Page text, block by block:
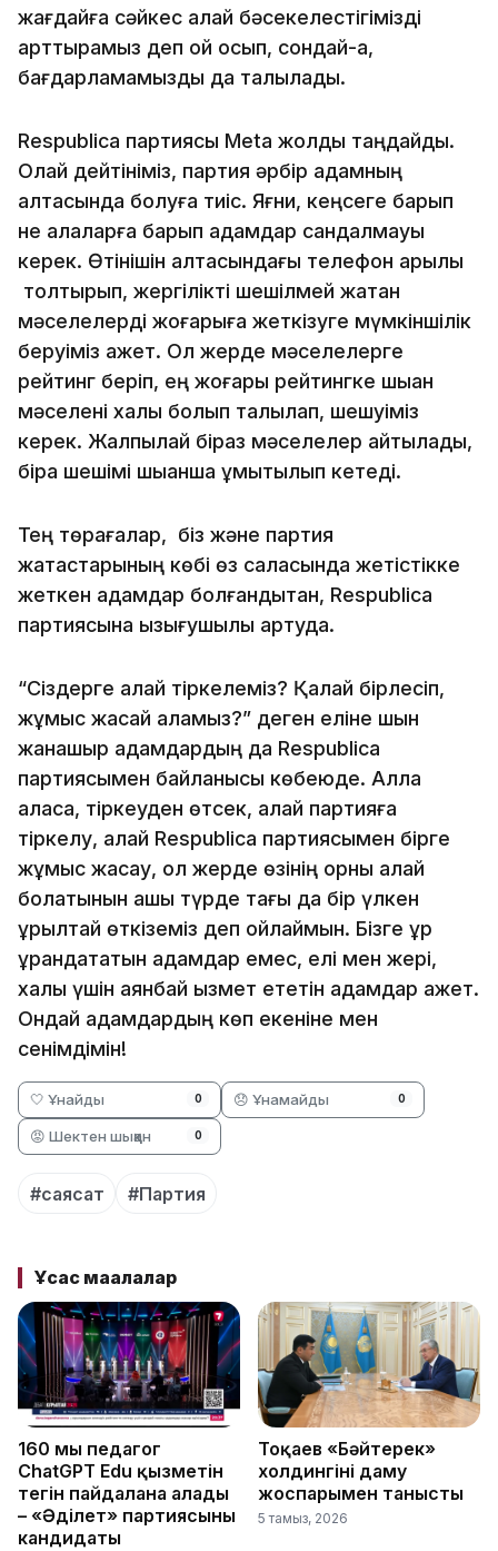
жағдайға сәйкес қалай бәсекелестігімізді
арттырамыз деп ой қосып, сондай-ақ,
бағдарламамызды да талқыладық.
Respublica партиясы Meta жолды таңдайды.
Олай дейтініміз, партия әрбір адамның
қалтасында болуға тиіс. Яғни, кеңсеге барып
не қалаларға барып адамдар сандалмауы
керек. Өтінішін қалтасындағы телефон арқылы
толтырып, жергілікті шешілмей жатқан
мәселелерді жоғарыға жеткізуге мүмкіншілік
беруіміз қажет. Ол жерде мәселелерге
рейтинг беріп, ең жоғары рейтингке шыққан
мәселені халық болып талқылап, шешуіміз
керек. Жалпылай біраз мәселелер айтылады,
бірақ шешімі шыққанша ұмытылып кетеді.
Тең төрағалар, біз және партия
жақтастарының көбі өз саласында жетістікке
жеткен адамдар болғандықтан, Respublica
партиясына қызығушылық артуда.
“Сіздерге қалай тіркелеміз? Қалай бірлесіп,
жұмыс жасай аламыз?” деген еліне шын
жанашыр адамдардың да Respublica
партиясымен байланысы көбеюде. Алла
қаласа, тіркеуден өтсек, қалай партияға
тіркелу, қалай Respublica партиясымен бірге
жұмыс жасау, ол жерде өзінің орны қалай
болатынын ашық түрде тағы да бір үлкен
құрылтай өткіземіз деп ойлаймын. Бізге құр
ұрандататын адамдар емес, елі мен жері,
халқы үшін аянбай қызмет ететін адамдар қажет.
Ондай адамдардың көп екеніне мен
сенімдімін!
🤍 Ұнайды 0 😞 Ұнамайды 0
😡 Шектен шыққан 0
#саясат #Партия
Ұқсас мақалалар
160 мың педагог
ChatGPT Edu қызметін
тегін пайдалана алады
– «Әділет» партиясының
кандидаты
Тоқаев «Бәйтерек»
холдингінің даму
жоспарымен танысты
5 тамыз, 2026